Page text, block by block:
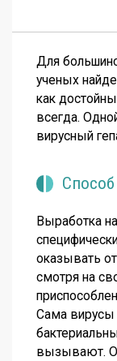
Для
ученых
как
всегда.
вирусный
Выработка
оказывать
смотря на
Сама вирусы
вызывают.